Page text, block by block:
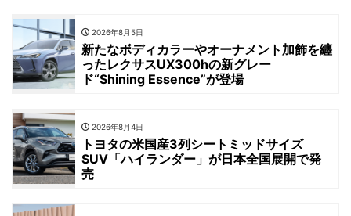
2026年8月5日
新たなボディカラーやオーナメント加飾を纏
ったレクサスUX300hの新グレー
ド“Shining Essence”が登場
2026年8月4日
トヨタの米国産3列シートミッドサイズ
SUV「ハイランダー」が日本全国展開で発
売